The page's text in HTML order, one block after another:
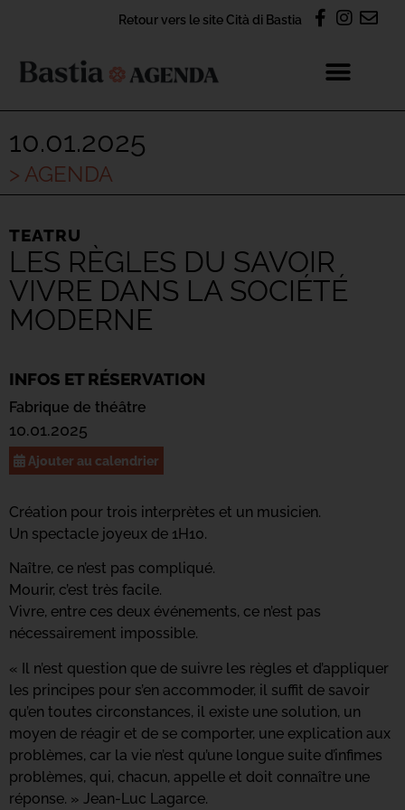
Retour vers le site Cità di Bastia
10.01.2025
> AGENDA
TEATRU
LES RÈGLES DU SAVOIR
VIVRE DANS LA SOCIÉTÉ
MODERNE
INFOS ET RÉSERVATION
Fabrique de théâtre
10.01.2025
Ajouter au calendrier
Création pour trois interprètes et un musicien.
Un spectacle joyeux de 1H10.
Naître, ce n’est pas compliqué.
Mourir, c’est très facile.
Vivre, entre ces deux événements, ce n’est pas
nécessairement impossible.
« Il n’est question que de suivre les règles et d’appliquer
les principes pour s’en accommoder, il suffit de savoir
qu’en toutes circonstances, il existe une solution, un
moyen de réagir et de se comporter, une explication aux
problèmes, car la vie n’est qu’une longue suite d’infimes
problèmes, qui, chacun, appelle et doit connaître une
réponse. » Jean-Luc Lagarce.